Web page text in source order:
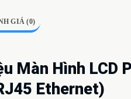
GIÁ (0)
Màn Hình LCD
Ethernet)